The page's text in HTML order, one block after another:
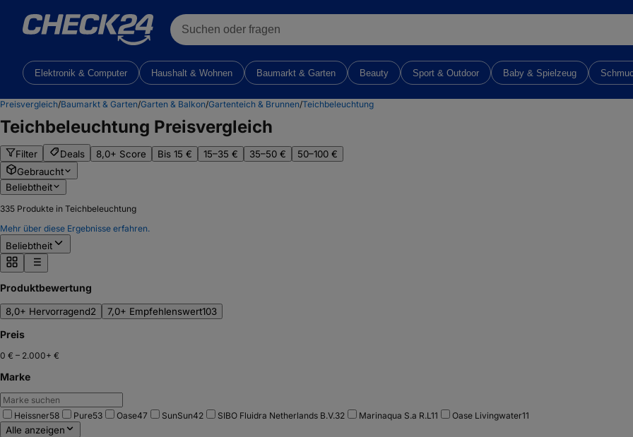
Suchen oder fragen
Elektronik & Computer Haushalt & Wohnen Baumarkt & Garten Beauty Sport & Outdoor Baby & Spielzeug
Preisvergleich/Baumarkt & Garten/Garten & Balkon/Gartenteich & Brunnen/Teichbeleuchtung
Teichbeleuchtung Preisvergleich
Filter Deals 8,0+ Score Bis 15 € 15–35 € 35–50 €
50–100 €
Gebraucht
Beliebtheit
335 Produkte in Teichbeleuchtung
Mehr über diese Ergebnisse erfahren.
Beliebtheit
Produktbewertung
8,0+ Hervorragend2 7,0+ Empfehlenswert103
Preis
0 € – 2.000+ €
Marke
Heissner58 Pure53 Oase47 SunSun42 SIBO Fluidra Netherlands B.V.32 Marinaqua S.a R.L11 Oase Livingwater11
Alle anzeigen